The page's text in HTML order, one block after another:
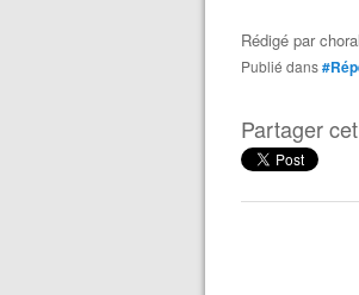
Rédigé par
Publié dans
Partager